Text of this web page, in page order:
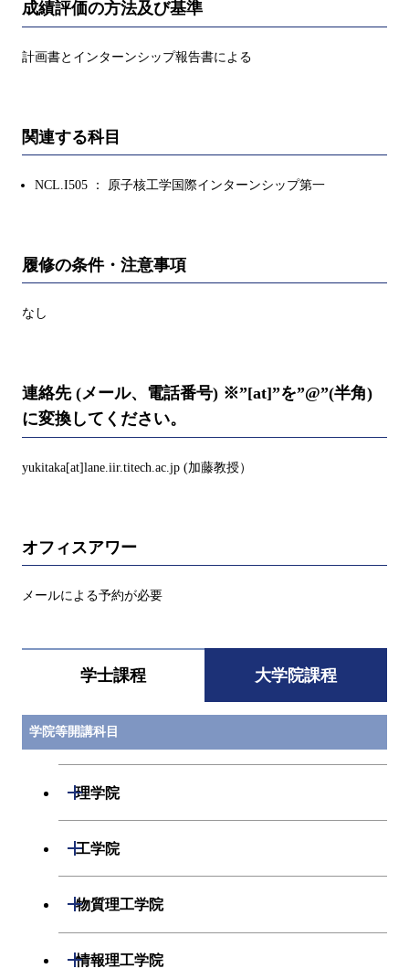
成績評価の方法及び基準
計画書とインターンシップ報告書による
関連する科目
NCL.I505 ： 原子核工学国際インターンシップ第一
履修の条件・注意事項
なし
連絡先 (メール、電話番号) ※”[at]”を”@”(半角)
に変換してください。
yukitaka[at]lane.iir.titech.ac.jp (加藤教授）
オフィスアワー
メールによる予約が必要
学士課程 大学院課程
学院等開講科目
理学院
開閉
物理学コース
化学系
開閉
工学院
開閉
機械系
開閉
物質理工学院
開閉
材料系
開閉
情報理工学院
開閉